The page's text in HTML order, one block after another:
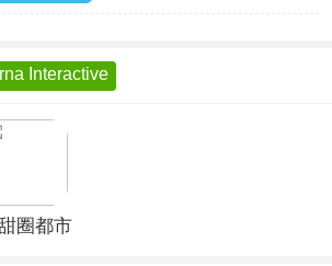
Interactive
圈都市